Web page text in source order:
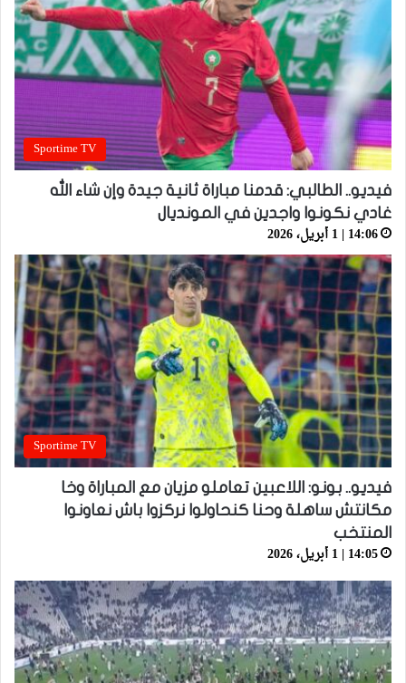
Sportime TV
فيديو.. الطالبي: قدمنا مباراة ثانية جيدة وإن شاء الله
غادي نكونوا واجدين في المونديال
14:06 | 1 أبريل، 2026
Sportime TV
فيديو.. بونو: اللاعبين تعاملو مزيان مع المباراة وخا
مكانتش ساهلة وحنا كنحاولوا نركزوا باش نعاونوا
المنتخب
14:05 | 1 أبريل، 2026